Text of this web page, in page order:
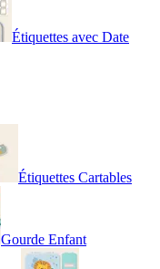
Étiquettes avec Date
Étiquettes Cartables
Gourde Enfant